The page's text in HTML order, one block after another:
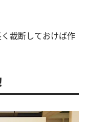
裁断しておけば作